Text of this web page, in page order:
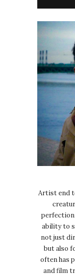
Artist end
ability to
not just
but also
often has
and film